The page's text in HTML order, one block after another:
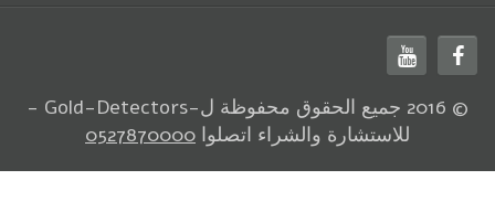
© 2016 جميع الحقوق محفوظة ل-Gold-Detectors -
للاستشارة والشراء اتصلوا 0527870000